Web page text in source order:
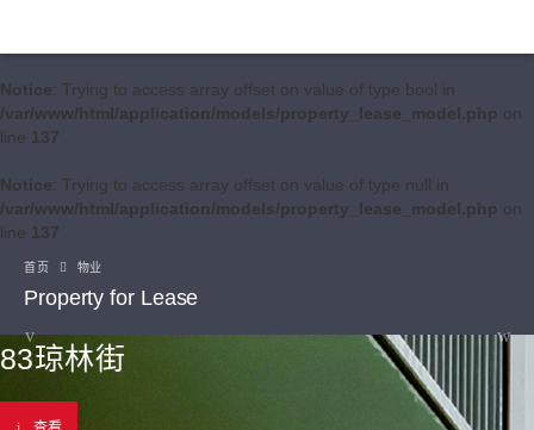
Notice: Trying to access array offset on value of type bool in
/var/www/html/application/models/property_lease_model.php on
line 137
Notice: Trying to access array offset on value of type null in
/var/www/html/application/models/property_lease_model.php on
line 137
首页 物业
Property for Lease
83琼林街